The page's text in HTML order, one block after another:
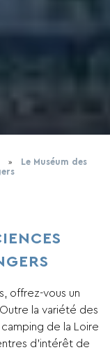
»
Le Muséum des
offrez-vous un
la variété des
de la Loire
d’intérêt de